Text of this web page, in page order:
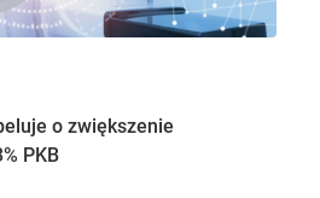
o zwiększenie
PKB